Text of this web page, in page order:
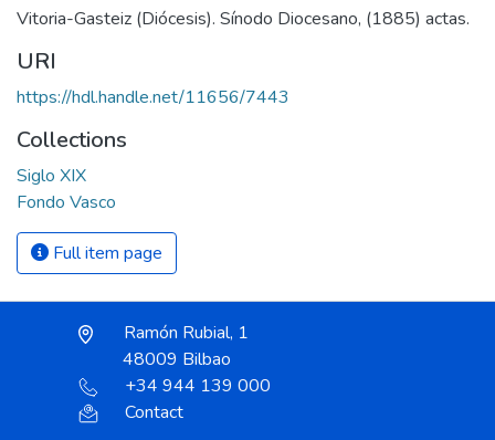
Vitoria-Gasteiz (Diócesis). Sínodo Diocesano, (1885) actas.
URI
https://hdl.handle.net/11656/7443
Collections
Siglo XIX
Fondo Vasco
Full item page
Ramón Rubial, 1
48009 Bilbao
+34 944 139 000
Contact